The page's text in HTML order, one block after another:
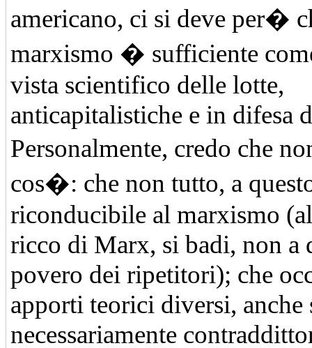
americano, ci si deve per�
marxismo � sufficiente
vista scientifico delle lotte,
anticapitalistiche e in difesa
Personalmente, credo che
cos�: che non tutto, a
riconducibile al marxismo
ricco di Marx, si badi, non a
povero dei ripetitori); che
apporti teorici diversi, anche
necessariamente